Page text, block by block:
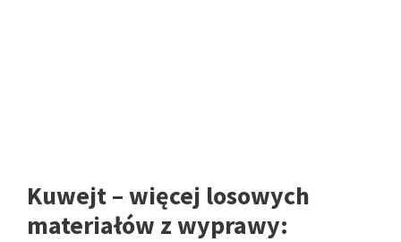
Kuwejt – więcej losowych
materiałów z wyprawy: